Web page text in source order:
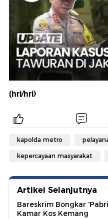
(hri/hri)
kapolda metro
kepercayaan masyarakat
Artikel Selanjutnya
Bareskrim Bongkar
Kamar Kos Kemang